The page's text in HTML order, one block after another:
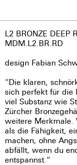
L2 BRONZE DEEP
MDM.L2.BR.RD
design Fabian
“Die klaren,
sich perfekt für die
viel Substanz wie
Zürcher
weitere Merkmale.
als die Fähigkeit,
machen, ohne
abfällt, wenn du
entspannst.”